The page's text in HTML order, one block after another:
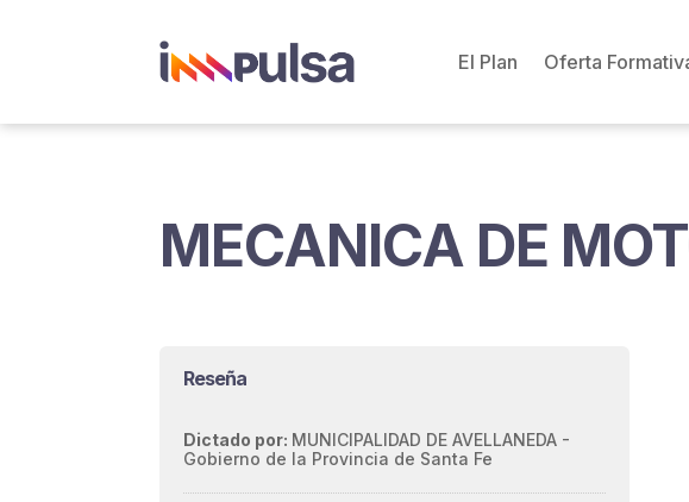
El Plan Oferta
MECANICA DE
Reseña
Dictado por: MUNICIPALIDAD DE AVELLANEDA -
Gobierno de la Provincia de Santa Fe